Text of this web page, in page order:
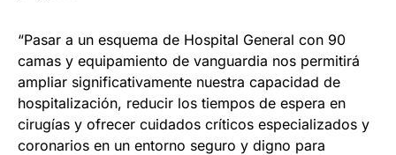
“Pasar a un esquema de Hospital General con 90
camas y equipamiento de vanguardia nos permitirá
ampliar significativamente nuestra capacidad de
hospitalización, reducir los tiempos de espera en
cirugías y ofrecer cuidados críticos especializados y
coronarios en un entorno seguro y digno para